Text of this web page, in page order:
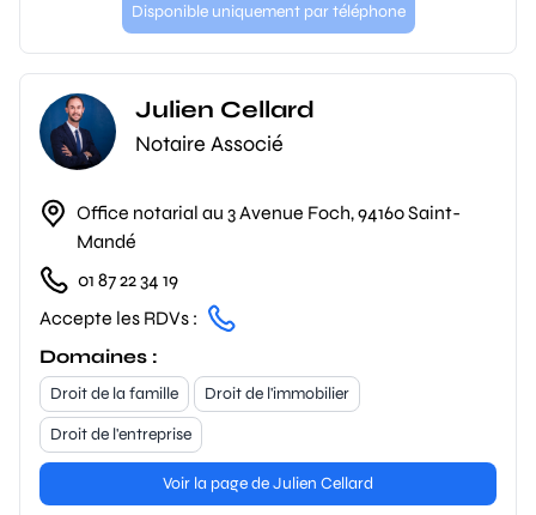
Disponible uniquement par téléphone
Julien Cellard
Notaire Associé
Office notarial au 3 Avenue Foch, 94160 Saint-
Mandé
01 87 22 34 19
Accepte les RDVs :
Domaines :
Droit de la famille
Droit de l'immobilier
Droit de l'entreprise
Voir la page de Julien Cellard